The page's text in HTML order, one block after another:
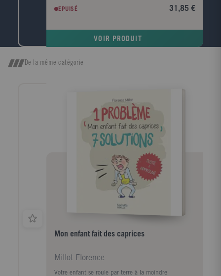
pour l'économie ? Le chômage va-t-il baisser ? Quel
impact économique a le réchauffement climatique ? ?
l'esclavage antique jusqu'à la crise financière
dictionnaire: plus de 700 entrées sur les concepts,
EPUISÉ 31,85 €
VOIR PRODUIT
De la même catégorie
Mon enfant fait des caprices
Millot Florence
Votre enfant se roule par terre à la moindre